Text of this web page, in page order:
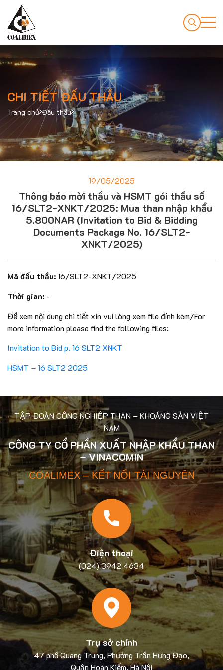
CHI TIẾT ĐẤU THẦU
Trang chủ Đấu thầu
19/05/2025
Thông báo mời thầu và HSMT gói thầu số
16/SLT2-XNKT/2025: Mua than nhập khẩu
5.800NAR (Invitation to Bid & Bidding
Documents Package No. 16/SLT2-
XNKT/2025)
Mã đấu thầu:16/SLT2-XNKT/2025
Thời gian:-
Để xem nội dung chi tiết xin vui lòng xem file đính kèm/For
more information please find the following files:
Invitation to Bid p. 16 SLT2 XNKT
HSMT – 16 SLT2 2025
TẬP ĐOÀN CÔNG NGHIỆP THAN – KHOÁNG SẢN VIỆT
NAM
CÔNG TY CỔ PHẦN XUẤT NHẬP KHẨU THAN
– VINACOMIN
COALIMEX – KẾT NỐI TÀI NGUYÊN
Điện thoại
(024) 3942 4634
Trụ sở chính
47 phố Quang Trung, Phường Trần Hưng Đạo,
Quận Hoàn Kiếm, Hà Nội